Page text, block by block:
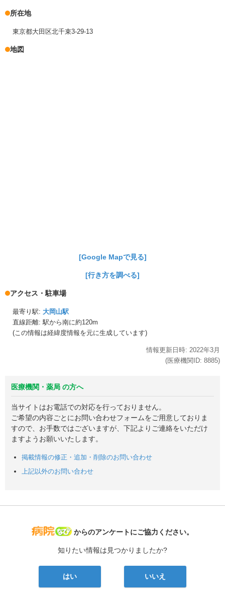
所在地
東京都大田区北千束3-29-13
地図
[Google Mapで見る]
[行き方を調べる]
アクセス・駐車場
最寄り駅: 大岡山駅
直線距離: 駅から南に約120m
(この情報は経緯度情報を元に生成しています)
情報更新日時: 2022年3月
(医療機関ID: 8885)
医療機関・薬局 の方へ
当サイトはお電話での対応を行っておりません。
ご希望の内容ごとにお問い合わせフォームをご用意しておりま
すので、お手数ではございますが、下記よりご連絡をいただけ
ますようお願いいたします。
掲載情報の修正・追加・削除のお問い合わせ
上記以外のお問い合わせ
病院なび
からのアンケートにご協力ください。
知りたい情報は見つかりましたか?
はい いいえ